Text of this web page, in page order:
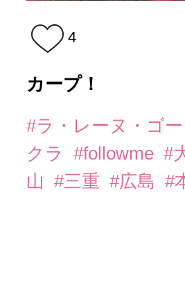
4
カープ！
#ラ・レーヌ・ゴー
クラ
#followme #
山
#三重 #広島 #